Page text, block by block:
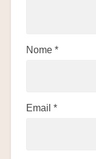
Nome *
Email *